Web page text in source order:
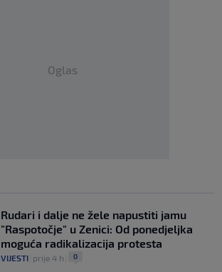
Oglas
Rudari i dalje ne žele napustiti jamu
"Raspotočje" u Zenici: Od ponedjeljka
moguća radikalizacija protesta
VIJESTI prije 4 h 0